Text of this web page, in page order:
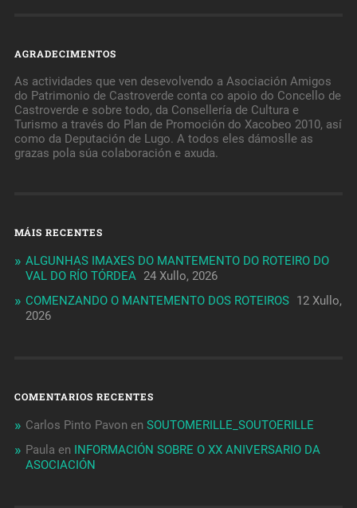
AGRADECIMENTOS
As actividades que ven desevolvendo a Asociación Amigos
do Patrimonio de Castroverde conta co apoio do Concello de
Castroverde e sobre todo, da Consellería de Cultura e
Turismo a través do Plan de Promoción do Xacobeo 2010, así
como da Deputación de Lugo. A todos eles dámoslle as
grazas pola súa colaboración e axuda.
MÁIS RECENTES
ALGUNHAS IMAXES DO MANTEMENTO DO ROTEIRO DO
VAL DO RÍO TÓRDEA 24 Xullo, 2026
COMENZANDO O MANTEMENTO DOS ROTEIROS 12 Xullo,
2026
COMENTARIOS RECENTES
Carlos Pinto Pavon en SOUTOMERILLE_SOUTOERILLE
Paula en INFORMACIÓN SOBRE O XX ANIVERSARIO DA
ASOCIACIÓN